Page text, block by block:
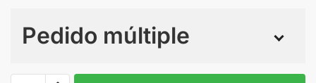
Pedido múltiple